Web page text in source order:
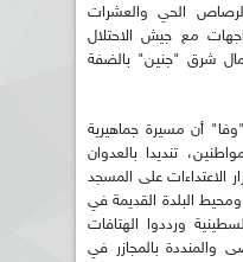
بالرصاص الحي والعشرات
مع جيش الاحتلال
شرق "جنين" بالضفة
"وفا" أن مسيرة جماهيرية
تنديدا بالعدوان
الاعتداءات على المسجد
البلدة القديمة في
ورددوا الهتافات
والمنددة بالمجازر في